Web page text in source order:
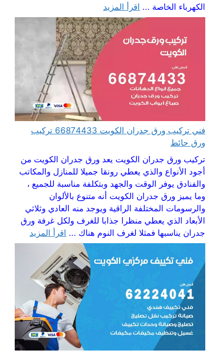
الكهرباء الخاصة ... اقرأ المزيد
فني تركيب ورق جدران الكويت 66874433 تركيب
ورق حائط
تركيب ورق جدران الكويت يعد ورق جدران الكويت من
أجود الأنواع والذي يعطي رونقا جميلا للمنازل والمكاتب
والفنادق يوفر الوقت والجهد وبتكلفة مناسبة للجميع ،
وما يميز ورق جدران الكويت أنه متنوع بالألوان
والرسومات المختلفة الراقية ويوجد منه العادي وثلاثي
الأبعاد الذي يعطي منظرا جذابا للغرف ولكل غرفة ورق
جدران يناسبها فمثلا لغرف النوم هناك ... اقرأ المزيد